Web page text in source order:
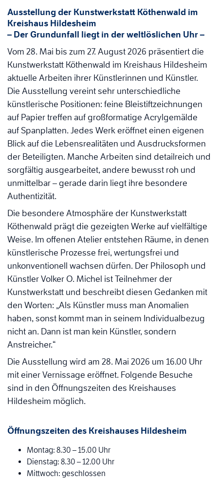
Ausstellung der Kunstwerkstatt Köthenwald im
Kreishaus Hildesheim
– Der Grundunfall liegt in der weltlöslichen Uhr –
Vom 28. Mai bis zum 27. August 2026 präsentiert die
Kunstwerkstatt Köthenwald im Kreishaus Hildesheim
aktuelle Arbeiten ihrer Künstlerinnen und Künstler.
Die Ausstellung vereint sehr unterschiedliche
künstlerische Positionen: feine Bleistiftzeichnungen
auf Papier treffen auf großformatige Acrylgemälde
auf Spanplatten. Jedes Werk eröffnet einen eigenen
Blick auf die Lebensrealitäten und Ausdrucksformen
der Beteiligten. Manche Arbeiten sind detailreich und
sorgfältig ausgearbeitet, andere bewusst roh und
unmittelbar – gerade darin liegt ihre besondere
Authentizität.
Die besondere Atmosphäre der Kunstwerkstatt
Köthenwald prägt die gezeigten Werke auf vielfältige
Weise. Im offenen Atelier entstehen Räume, in denen
künstlerische Prozesse frei, wertungsfrei und
unkonventionell wachsen dürfen. Der Philosoph und
Künstler Volker O. Michel ist Teilnehmer der
Kunstwerkstatt und beschreibt diesen Gedanken mit
den Worten: „Als Künstler muss man Anomalien
haben, sonst kommt man in seinem Individualbezug
nicht an. Dann ist man kein Künstler, sondern
Anstreicher.“
Die Ausstellung wird am 28. Mai 2026 um 16.00 Uhr
mit einer Vernissage eröffnet. Folgende Besuche
sind in den Öffnungszeiten des Kreishauses
Hildesheim möglich.
Öffnungszeiten des Kreishauses Hildesheim
Montag: 8.30 – 15.00 Uhr
Dienstag: 8.30 – 12.00 Uhr
Mittwoch: geschlossen